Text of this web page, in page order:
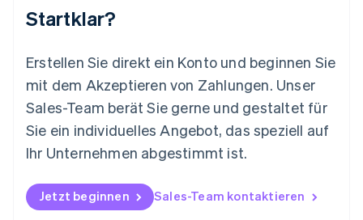
Startklar?
Erstellen Sie direkt ein Konto und beginnen Sie
mit dem Akzeptieren von Zahlungen. Unser
Sales-Team berät Sie gerne und gestaltet für
Sie ein individuelles Angebot, das speziell auf
Ihr Unternehmen abgestimmt ist.
Jetzt beginnen Sales-Team kontaktieren
Nederlands English
Norwegen
Österreich
Polen
English
Portugal
Português English
Rumänien
Schweden
Svenska English